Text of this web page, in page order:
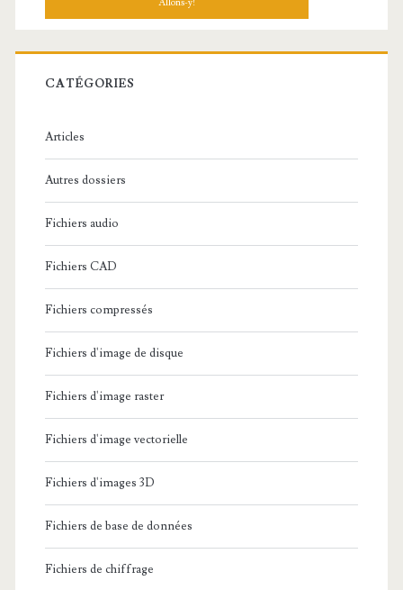
h
r
c
:
CATÉGORIES
Articles
Autres dossiers
Fichiers audio
Fichiers CAD
Fichiers compressés
Fichiers d'image de disque
Fichiers d'image raster
Fichiers d'image vectorielle
Fichiers d'images 3D
Fichiers de base de données
Fichiers de chiffrage